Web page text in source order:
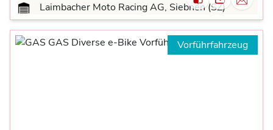
Laimbacher Moto Racing AG, Siebnen (SZ)
Vorführfahrzeug